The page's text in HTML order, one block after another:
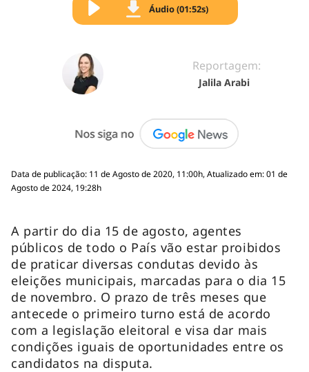
Áudio (01:52s)
Reportagem:
Jalila Arabi
Data de publicação: 11 de Agosto de 2020, 11:00h, Atualizado em: 01 de
Agosto de 2024, 19:28h
A partir do dia 15 de agosto, agentes
públicos de todo o País vão estar proibidos
de praticar diversas condutas devido às
eleições municipais, marcadas para o dia 15
de novembro. O prazo de três meses que
antecede o primeiro turno está de acordo
com a legislação eleitoral e visa dar mais
condições iguais de oportunidades entre os
candidatos na disputa.